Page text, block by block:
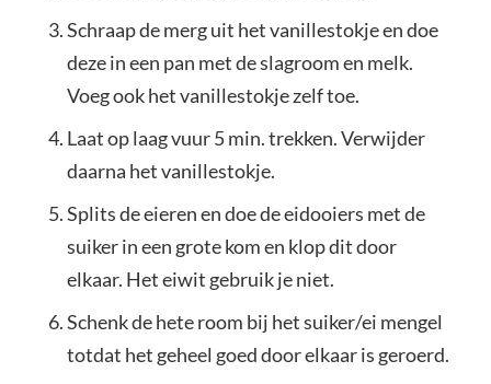
Schraap de merg uit het vanillestokje en doe
deze in een pan met de slagroom en melk.
Voeg ook het vanillestokje zelf toe.
Laat op laag vuur 5 min. trekken. Verwijder
daarna het vanillestokje.
Splits de eieren en doe de eidooiers met de
suiker in een grote kom en klop dit door
elkaar. Het eiwit gebruik je niet.
Schenk de hete room bij het suiker/ei mengel
totdat het geheel goed door elkaar is geroerd.